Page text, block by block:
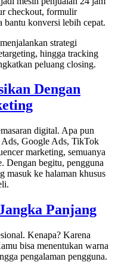
checkout, formulir
bantu konversi lebih cepat.
strategi
hingga tracking
peluang closing.
Dengan
digital. Apa pun
Google Ads, TikTok
marketing, semuanya
Dengan begitu, pengguna
masuk ke halaman khusus
Panjang
Kenapa? Karena
bisa menentukan warna
pengalaman pengguna.